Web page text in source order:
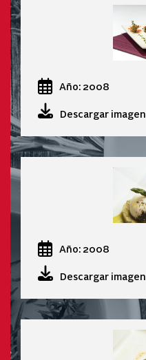
Año: 2008
Descargar imagen
Año: 2008
Descargar imagen